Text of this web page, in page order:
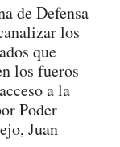
de Defensa
los
que
los fueros
a la
Poder
Juan